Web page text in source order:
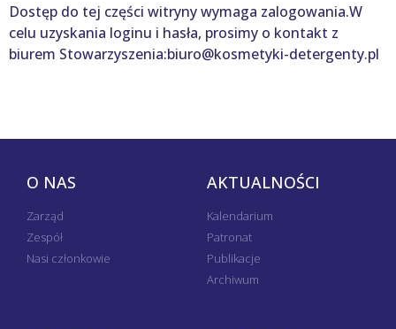
Dostęp do tej części witryny wymaga zalogowania.W
celu uzyskania loginu i hasła, prosimy o kontakt z
biurem Stowarzyszenia:biuro@kosmetyki-detergenty.pl
O NAS
Zarząd
Zespół
Nasi członkowie
AKTUALNOŚCI
Kalendarium
Patronat
Publikacje
Archiwum